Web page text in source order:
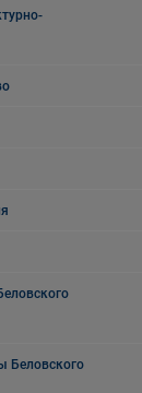
Беловского